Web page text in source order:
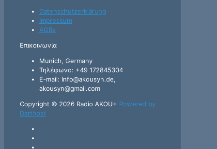
Datenschutzerklärung
Impressum
AGBs
Επικοινωνία
Munich, Germany
Τηλέφωνο: +49 172845304
E-mail: Info@akousyn.de,
akousyn@gmail.com
Copyright © 2026 Radio AKOU+ Powered by
Darthost